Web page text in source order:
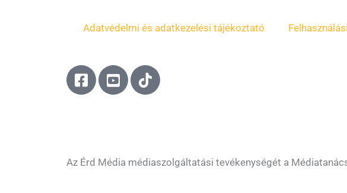
Adatvédelmi és adatkezelési tájékoztató
F
a
o
Y
o
e
T
i
Az Érd Média médiaszolgáltatási tevékenységét a